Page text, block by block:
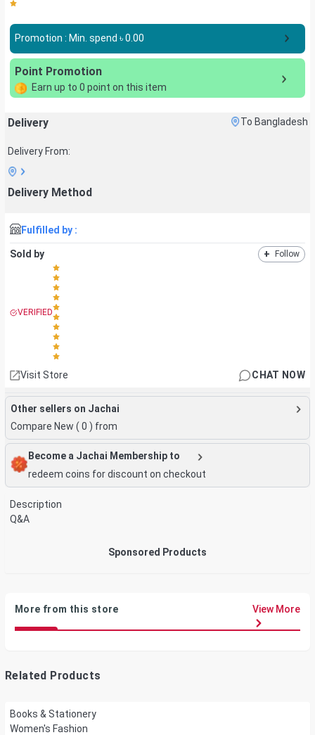
Promotion : Min. spend ৳0.00
Point Promotion
Earn up to 0 point on this item
Delivery To Bangladesh
Delivery From:
Delivery Method
Fulfilled by :
Sold by + Follow
VERIFIED
Visit Store CHAT NOW
Other sellers on Jachai
Compare New ( 0 ) from
Become a Jachai Membership to
redeem coins for discount on checkout
Description
Q&A
Sponsored Products
More from this store View More
Related Products
Books & Stationery
Women's Fashion